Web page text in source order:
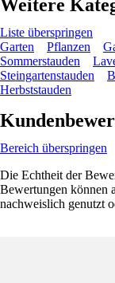
Weitere
Liste überspringen
Garten
Pflanzen
Sommerstauden
Steingartenstauden
Herbststauden
Bereich überspringen
Die Echtheit der
Bewertungen können
nachweislich genutzt